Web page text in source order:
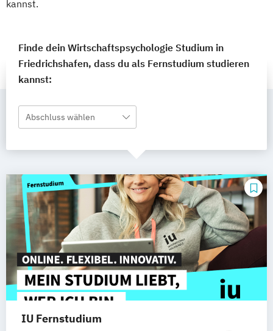
kannst.
Finde dein Wirtschaftspsychologie Studium in
Friedrichshafen, dass du als Fernstudium studieren
kannst:
Abschluss wählen
IU Fernstudium